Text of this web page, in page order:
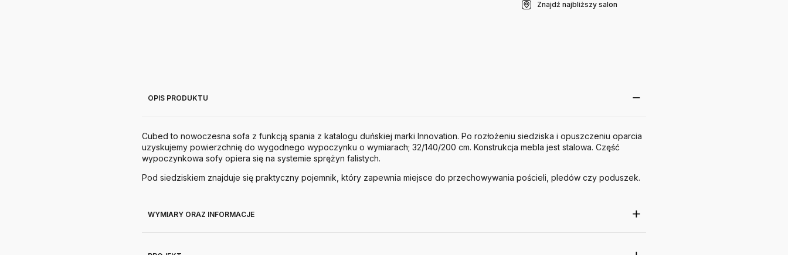
Znajdź najbliższy salon
OPIS PRODUKTU
Cubed to nowoczesna sofa z funkcją spania z katalogu duńskiej marki Innovation. Po rozłożeniu siedziska i opuszczeniu oparcia
uzyskujemy powierzchnię do wygodnego wypoczynku o wymiarach; 32/140/200 cm. Konstrukcja mebla jest stalowa. Część
wypoczynkowa sofy opiera się na systemie sprężyn falistych.
Pod siedziskiem znajduje się praktyczny pojemnik, który zapewnia miejsce do przechowywania pościeli, pledów czy poduszek.
WYMIARY ORAZ INFORMACJE